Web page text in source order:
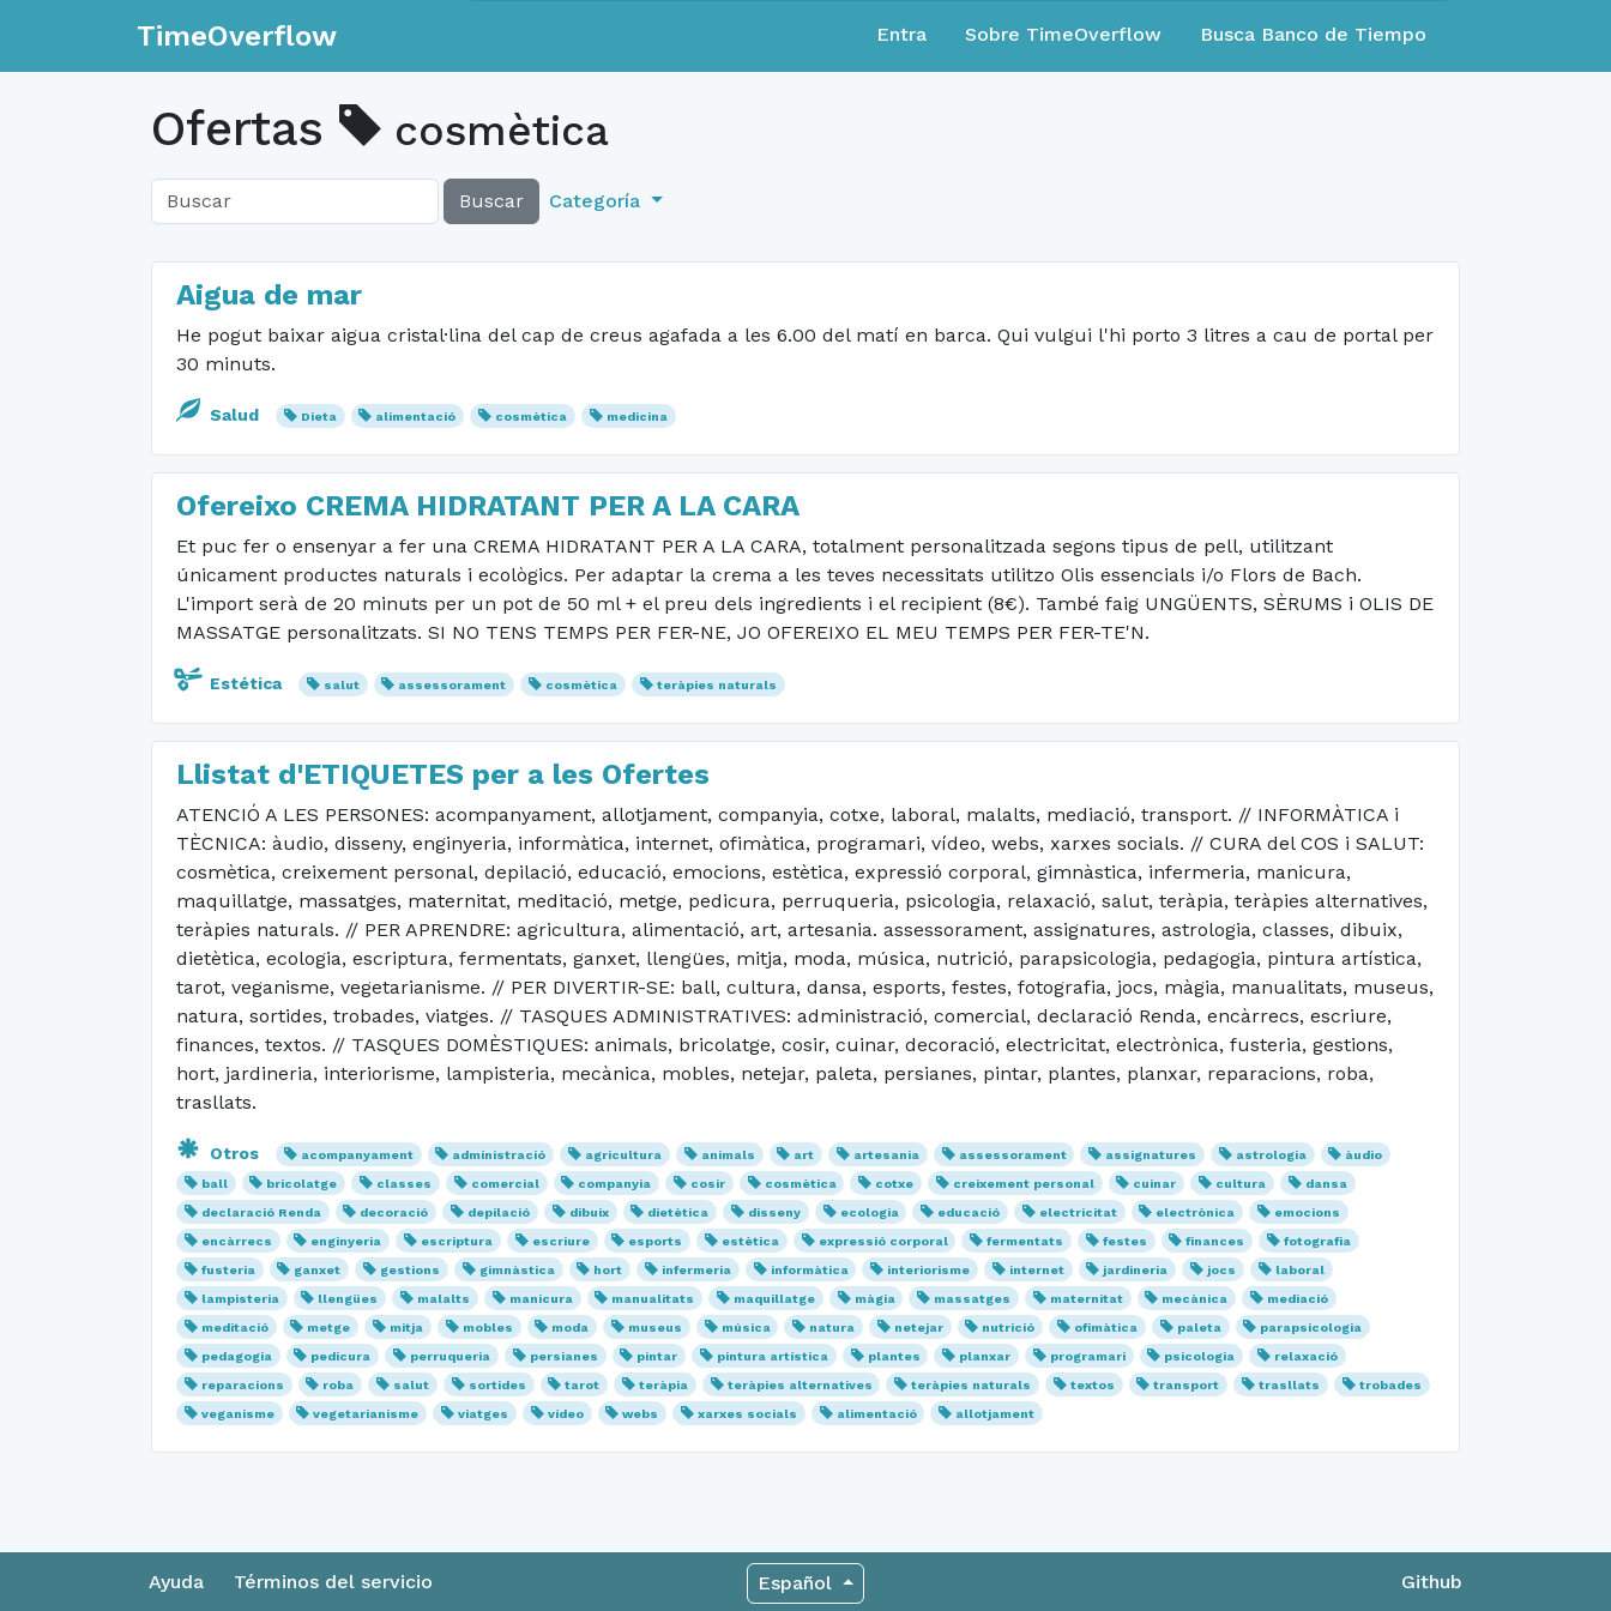
TimeOverflow Entra Sobre TimeOverflow Busca Banco de Tiempo
Ofertas cosmètica
Buscar Categoría
Aigua de mar
He pogut baixar aigua cristal·lina del cap de creus agafada a les 6.00 del matí en barca. Qui vulgui l'hi porto 3 litres a cau de portal per
30 minuts.
Salud Dieta alimentació cosmètica medicina
Ofereixo CREMA HIDRATANT PER A LA CARA
Et puc fer o ensenyar a fer una CREMA HIDRATANT PER A LA CARA, totalment personalitzada segons tipus de pell, utilitzant
únicament productes naturals i ecològics. Per adaptar la crema a les teves necessitats utilitzo Olis essencials i/o Flors de Bach.
L'import serà de 20 minuts per un pot de 50 ml + el preu dels ingredients i el recipient (8€). També faig UNGÜENTS, SÈRUMS i OLIS DE
MASSATGE personalitzats. SI NO TENS TEMPS PER FER-NE, JO OFEREIXO EL MEU TEMPS PER FER-TE'N.
Estética salut assessorament cosmètica teràpies naturals
Llistat d'ETIQUETES per a les Ofertes
ATENCIÓ A LES PERSONES: acompanyament, allotjament, companyia, cotxe, laboral, malalts, mediació, transport. // INFORMÀTICA i
TÈCNICA: àudio, disseny, enginyeria, informàtica, internet, ofimàtica, programari, vídeo, webs, xarxes socials. // CURA del COS i SALUT:
cosmètica, creixement personal, depilació, educació, emocions, estètica, expressió corporal, gimnàstica, infermeria, manicura,
maquillatge, massatges, maternitat, meditació, metge, pedicura, perruqueria, psicologia, relaxació, salut, teràpia, teràpies alternatives,
teràpies naturals. // PER APRENDRE: agricultura, alimentació, art, artesania. assessorament, assignatures, astrologia, classes, dibuix,
dietètica, ecologia, escriptura, fermentats, ganxet, llengües, mitja, moda, música, nutrició, parapsicologia, pedagogia, pintura artística,
tarot, veganisme, vegetarianisme. // PER DIVERTIR-SE: ball, cultura, dansa, esports, festes, fotografia, jocs, màgia, manualitats, museus,
natura, sortides, trobades, viatges. // TASQUES ADMINISTRATIVES: administració, comercial, declaració Renda, encàrrecs, escriure,
finances, textos. // TASQUES DOMÈSTIQUES: animals, bricolatge, cosir, cuinar, decoració, electricitat, electrònica, fusteria, gestions,
hort, jardineria, interiorisme, lampisteria, mecànica, mobles, netejar, paleta, persianes, pintar, plantes, planxar, reparacions, roba,
trasllats.
Otros acompanyament administració agricultura animals art artesania assessorament assignatures astrologia
àudio
ball
bricolatge classes comercial companyia cosir cosmètica cotxe creixement personal cuinar cultura
dansa
declaració Renda
decoració depilació dibuix dietètica disseny ecologia educació electricitat electrònica
emocions
encàrrecs
enginyeria escriptura escriure esports estètica expressió corporal fermentats festes finances
fotografia
fusteria
ganxet gestions gimnàstica hort infermeria informàtica interiorisme internet jardineria jocs
laboral
lampisteria
llengües malalts manicura manualitats maquillatge màgia massatges maternitat mecànica
mediació
meditació
metge mitja mobles moda museus música natura netejar nutrició ofimàtica paleta
parapsicologia
pedagogia
pedicura perruqueria persianes pintar pintura artística plantes planxar programari psicologia
relaxació
reparacions
roba salut sortides tarot teràpia teràpies alternatives teràpies naturals textos transport trasllats
trobades
veganisme
vegetarianisme viatges vídeo webs xarxes socials alimentació allotjament
Ayuda Términos del servicio Español Github